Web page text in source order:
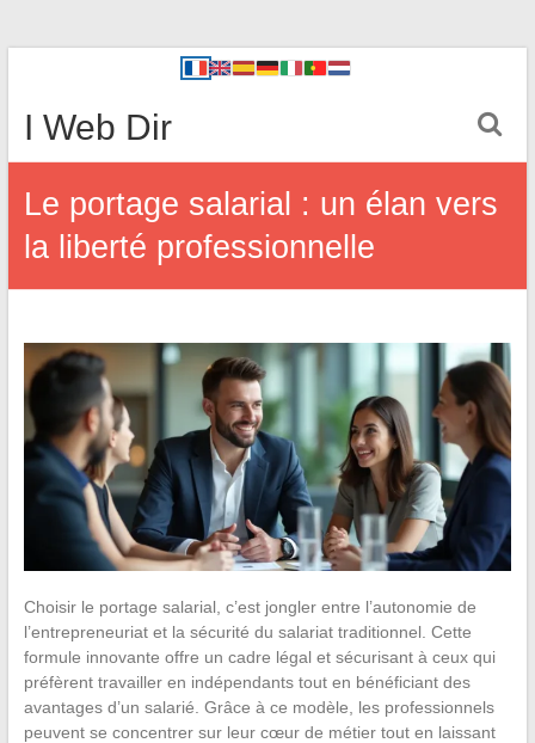
I Web Dir
Le portage salarial : un élan vers
la liberté professionnelle
Choisir le portage salarial, c’est jongler entre l’autonomie de
l’entrepreneuriat et la sécurité du salariat traditionnel. Cette
formule innovante offre un cadre légal et sécurisant à ceux qui
préfèrent travailler en indépendants tout en bénéficiant des
avantages d’un salarié. Grâce à ce modèle, les professionnels
peuvent se concentrer sur leur cœur de métier tout en laissant